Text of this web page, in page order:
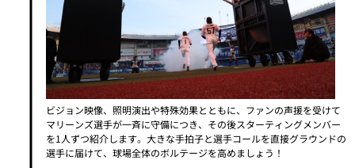
ビジョン映像、照明演出や特殊効果とともに、ファンの声援を受けて
マリーンズ選手が一斉に守備につき、その後スターティングメンバー
を1人ずつ紹介します。 大きな手拍子と選手コールを直接グラウンドの
選手に届けて、球場全体のボルテージを高めましょう！